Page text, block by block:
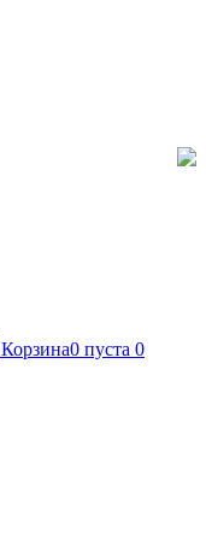
Корзина0 пуста 0